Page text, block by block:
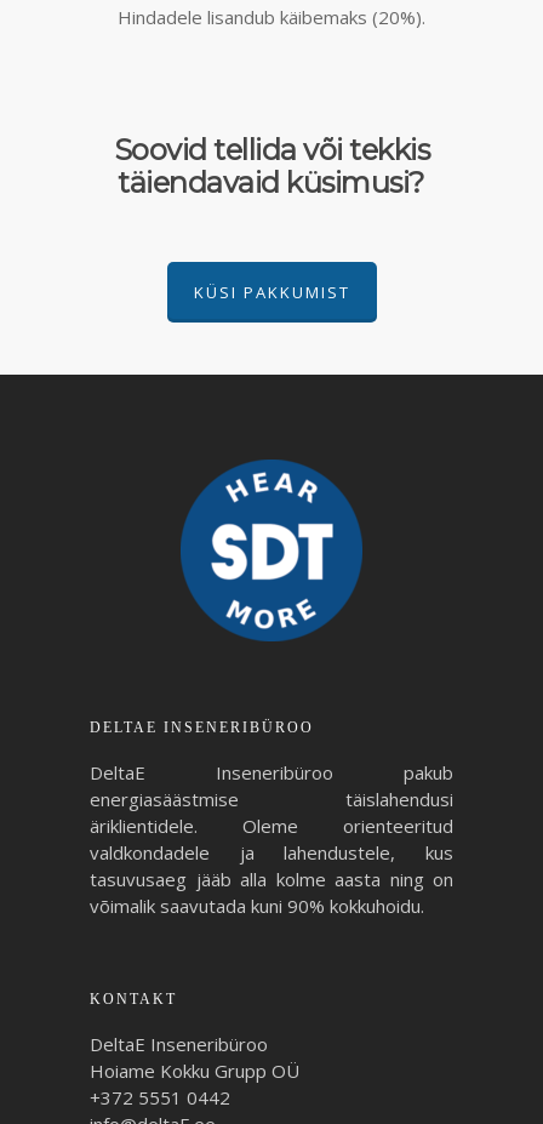
Hindadele lisandub käibemaks (20%).
Soovid tellida või tekkis
täiendavaid küsimusi?
KÜSI PAKKUMIST
DELTAE INSENERIBÜROO
DeltaE Inseneribüroo pakub
energiasäästmise täislahendusi
äriklientidele. Oleme orienteeritud
valdkondadele ja lahendustele, kus
tasuvusaeg jääb alla kolme aasta ning on
võimalik saavutada kuni 90% kokkuhoidu.
KONTAKT
DeltaE Inseneribüroo
Hoiame Kokku Grupp OÜ
+372 5551 0442